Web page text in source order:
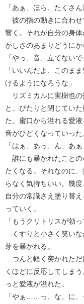
「あぁ、ほら、たくさん
彼の指の動きに合わせ
響く。それが自分の身
かしさのあまりどうにか
「やっ、音、立てないで
「いいんだよ、このま
けるようになろうな」
リズミカルに実樹也の
と、ぴたりと閉じてい
た。蜜口から溢れる愛
音がひどくなっていった
「はぁ、あっ、ん、あぁ
誰にも暴かれたことの
たくなる。それなのに
らなく気持ちいい。幾
自分の常識さえ塗り替
っていく。
「もうクリトリスが勃
くすりと小さく笑いな
芽を暴かれる。
つんと軽く突かれただ
くほどに反応してしま
っと愛液が溢れた。
「やぁ……っ、な、に